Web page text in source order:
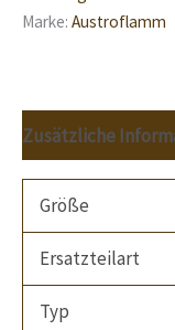
Marke: Austroflamm
Zusätzliche
Größe
Ersatzteilart
Typ